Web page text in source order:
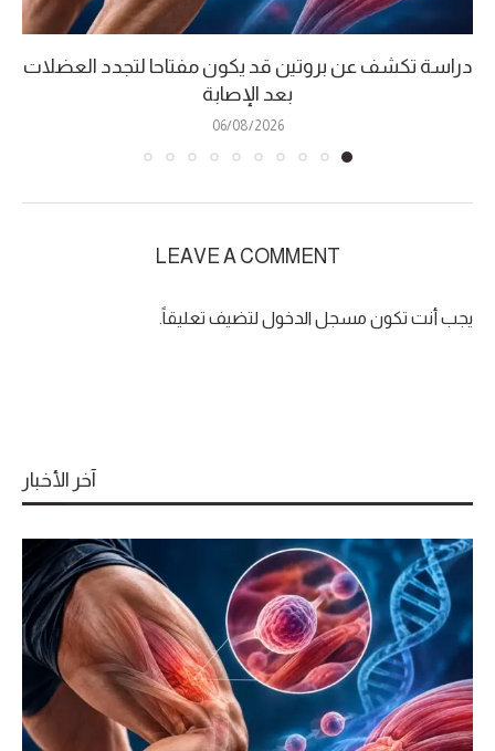
دراسة تكشف عن بروتين قد يكون مفتاحا لتجدد العضلات
بعد الإصابة
06/08/2026
LEAVE A COMMENT
يجب أنت تكون مسجل الدخول لتضيف تعليقاً.
آخر الأخبار